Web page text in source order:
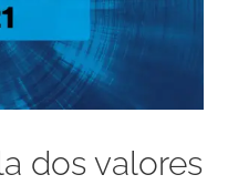
dos valores